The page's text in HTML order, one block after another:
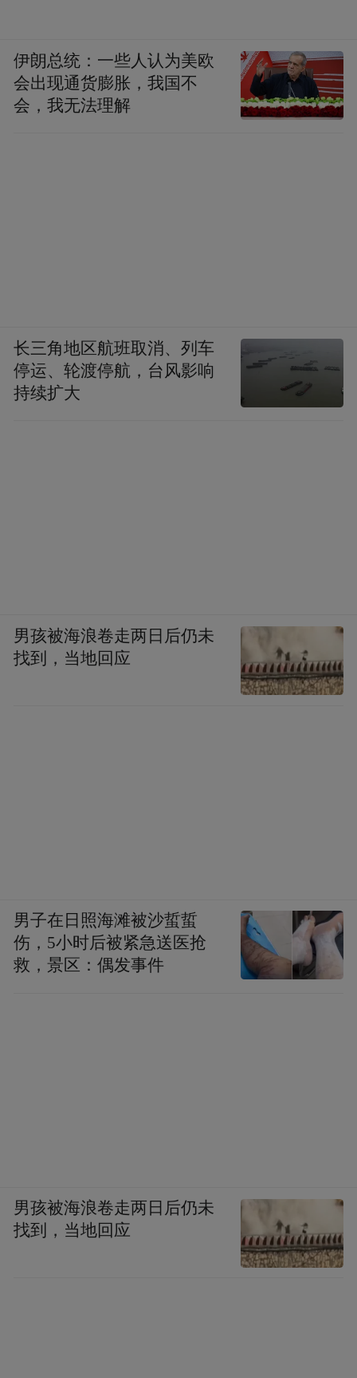
伊朗总统：一些人认为美欧
会出现通货膨胀，我国不
会，我无法理解
长三角地区航班取消、列车
停运、轮渡停航，台风影响
持续扩大
男孩被海浪卷走两日后仍未
找到，当地回应
男子在日照海滩被沙蜇蜇
伤，5小时后被紧急送医抢
救，景区：偶发事件
男孩被海浪卷走两日后仍未
找到，当地回应